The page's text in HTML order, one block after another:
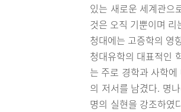
있는 새로운 세계관으
것은 오직 기뿐이며
청대에는 고증학의 영
청대유학의 대표적인
는 주로 경학과 사학
의 저서를 남겼다. 명
명의 실현을 강조하였